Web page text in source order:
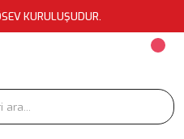
KURULUŞUDUR.